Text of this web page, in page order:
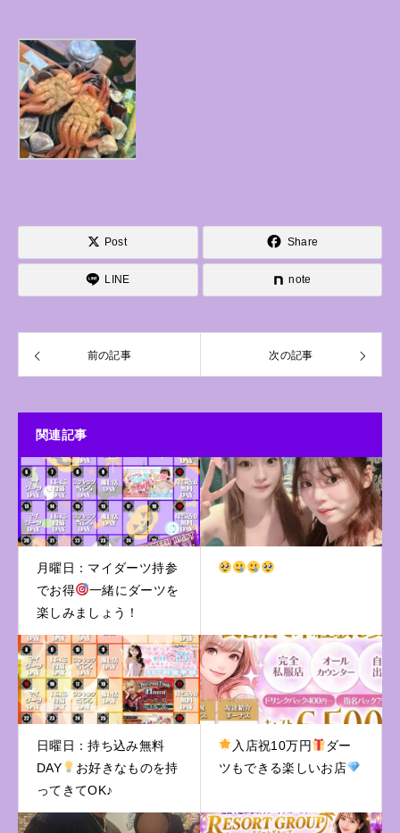
Post Share
LINE note
前の記事 次の記事
関連記事
月曜日：マイダーツ持参
でお得
一緒にダーツを
楽しみましょう！
日曜日：持ち込み無料
DAY
お好きなものを持
ってきてOK♪
入店祝10万円
ダー
ツもできる楽しいお店